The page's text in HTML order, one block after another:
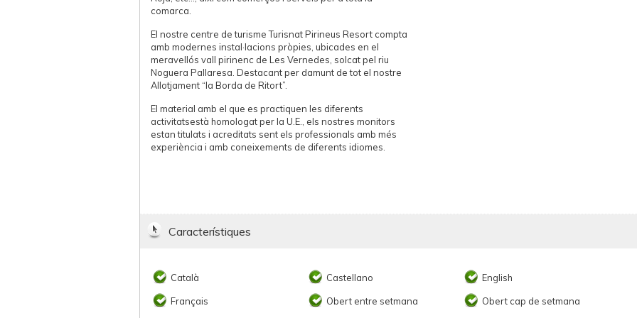
comarca.
El nostre centre de turisme Turisnat Pirineus Resort compta
amb modernes instal·lacions pròpies, ubicades en el
meravellós vall pirinenc de Les Vernedes, solcat pel riu
Noguera Pallaresa. Destacant per damunt de tot el nostre
Allotjament “la Borda de Ritort”.
El material amb el que es practiquen les diferents
activitatsestà homologat per la U.E., els nostres monitors
estan titulats i acreditats sent els professionals amb més
experiència i amb coneixements de diferents idiomes.
Característiques
Català Castellano English
Français Obert entre setmana Obert cap de setmana